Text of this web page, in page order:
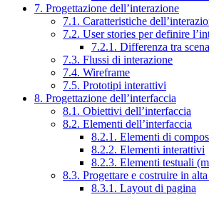
7. Progettazione dell’interazione
7.1. Caratteristiche
7.2. User stories per definire
7.2.1. Differenza tra
7.3. Flussi di interazione
7.4. Wireframe
7.5. Prototipi interattivi
8. Progettazione dell’interfaccia
8.1. Obiettivi dell’interfaccia
8.2. Elementi dell’interfaccia
8.2.1. Elementi di
8.2.2. Elementi interattivi
8.2.3. Elementi testuali
8.3. Progettare e costruire in
8.3.1. Layout di pagina